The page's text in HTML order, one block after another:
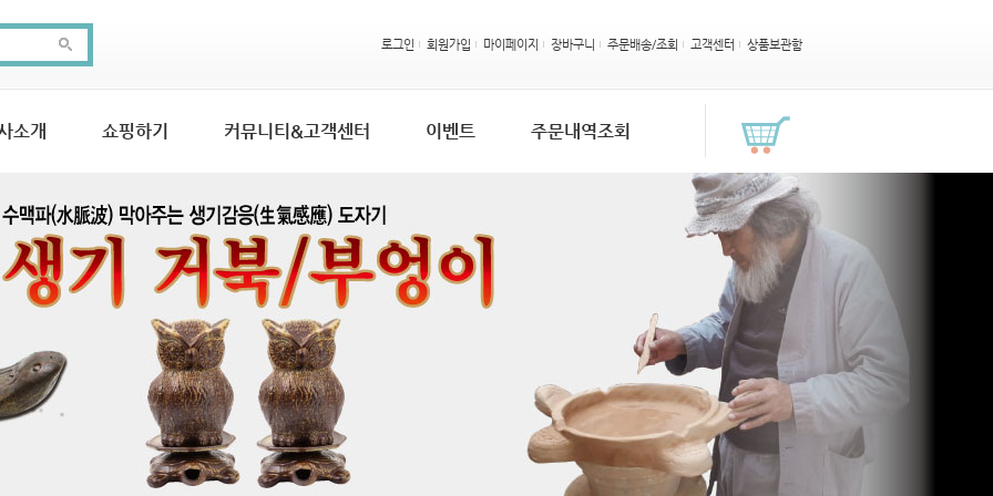
로그인 회원가입 마이페이지 장바구니 주문배송/조회 고객센터 상품보관함
소개 쇼핑하기 커뮤니티&고객센터 이벤트 주문내역조회